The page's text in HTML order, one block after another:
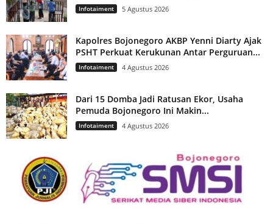
Infotaiment 5 Agustus 2026
Kapolres Bojonegoro AKBP Yenni Diarty Ajak
PSHT Perkuat Kerukunan Antar Perguruan...
Infotaiment 4 Agustus 2026
Dari 15 Domba Jadi Ratusan Ekor, Usaha
Pemuda Bojonegoro Ini Makin...
Infotaiment 4 Agustus 2026